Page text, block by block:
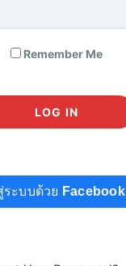
Remember Me
ระบบด้วย Facebook
SEARCH COURSE